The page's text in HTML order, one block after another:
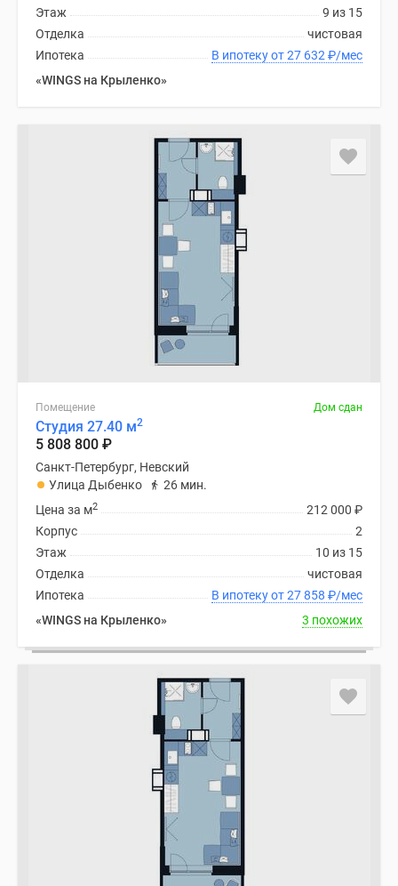
9 из 15
Этаж
чистовая
Отделка
В ипотеку от 27 632 ₽/мес
Ипотека
«WINGS на Крыленко»
Помещение Дом сдан
Студия 27.40 м2
5 808 800 ₽
Санкт-Петербург, Невский
Улица Дыбенко
26 мин.
212 000 ₽
Цена за м2
2
Корпус
10 из 15
Этаж
чистовая
Отделка
В ипотеку от 27 858 ₽/мес
Ипотека
«WINGS на Крыленко»
3 похожих